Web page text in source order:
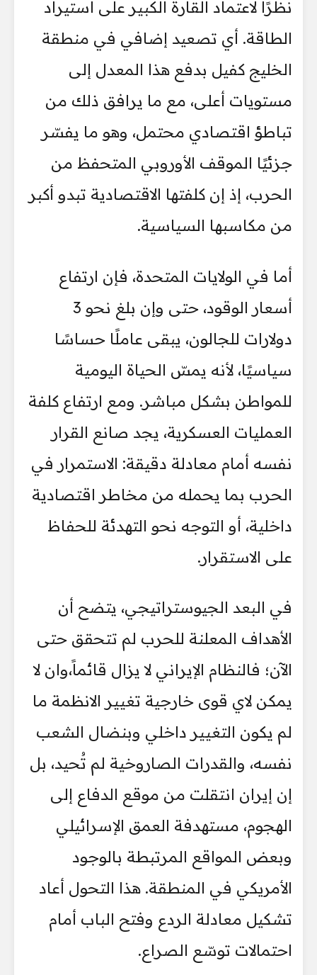
نظرًا لاعتماد القارة الكبير على استيراد
الطاقة. أي تصعيد إضافي في منطقة
الخليج كفيل بدفع هذا المعدل إلى
مستويات أعلى، مع ما يرافق ذلك من
تباطؤ اقتصادي محتمل، وهو ما يفسّر
جزئيًا الموقف الأوروبي المتحفظ من
الحرب، إذ إن كلفتها الاقتصادية تبدو أكبر
من مكاسبها السياسية.
أما في الولايات المتحدة، فإن ارتفاع
أسعار الوقود، حتى وإن بلغ نحو 3
دولارات للجالون، يبقى عاملًا حساسًا
سياسيًا، لأنه يمسّ الحياة اليومية
للمواطن بشكل مباشر. ومع ارتفاع كلفة
العمليات العسكرية، يجد صانع القرار
نفسه أمام معادلة دقيقة: الاستمرار في
الحرب بما يحمله من مخاطر اقتصادية
داخلية، أو التوجه نحو التهدئة للحفاظ
على الاستقرار.
في البعد الجيوستراتيجي، يتضح أن
الأهداف المعلنة للحرب لم تتحقق حتى
الآن؛ فالنظام الإيراني لا يزال قائماً،وان لا
يمكن لاي قوى خارجية تغيير الانظمة ما
لم يكون التغيير داخلي وبنضال الشعب
نفسه، والقدرات الصاروخية لم تُحيد، بل
إن إيران انتقلت من موقع الدفاع إلى
الهجوم، مستهدفة العمق الإسرائيلي
وبعض المواقع المرتبطة بالوجود
الأمريكي في المنطقة. هذا التحول أعاد
تشكيل معادلة الردع وفتح الباب أمام
احتمالات توسّع الصراع.